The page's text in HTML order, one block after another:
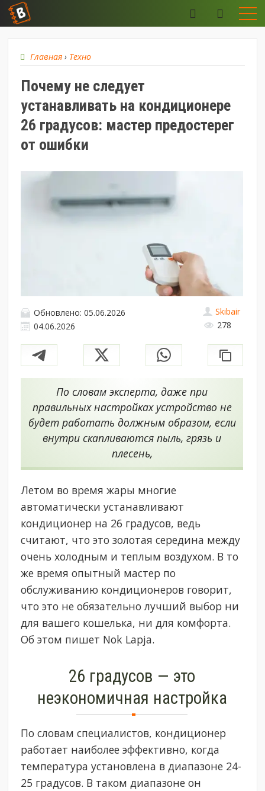
Главная › Техно
Почему не следует
устанавливать на кондиционере
26 градусов: мастер предостерег
от ошибки
Skibair
Обновлено: 05.06.2026
04.06.2026
278
По словам эксперта, даже при
правильных настройках устройство не
будет работать должным образом, если
внутри скапливаются пыль, грязь и
плесень,
Летом во время жары многие
автоматически устанавливают
кондиционер на 26 градусов, ведь
считают, что это золотая середина между
очень холодным и теплым воздухом. В то
же время опытный мастер по
обслуживанию кондиционеров говорит,
что это не обязательно лучший выбор ни
для вашего кошелька, ни для комфорта.
Об этом пишет Nok Lapja.
26 градусов — это
неэкономичная настройка
По словам специалистов, кондиционер
работает наиболее эффективно, когда
температура установлена в диапазоне 24-
25 градусов. В таком диапазоне он